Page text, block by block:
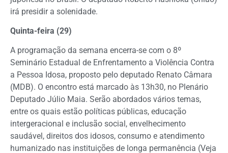
irá presidir a solenidade.
Quinta-feira (29)
A programação da semana encerra-se com o 8º
Seminário Estadual de Enfrentamento a Violência Contra
a Pessoa Idosa, proposto pelo deputado Renato Câmara
(MDB). O encontro está marcado às 13h30, no Plenário
Deputado Júlio Maia. Serão abordados vários temas,
entre os quais estão políticas públicas, educação
intergeracional e inclusão social, envelhecimento
saudável, direitos dos idosos, consumo e atendimento
humanizado nas instituições de longa permanência (Veja